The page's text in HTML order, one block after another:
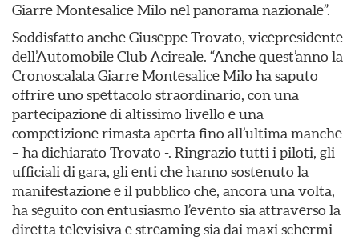
Giarre Montesalice Milo nel panorama nazionale”.
Soddisfatto anche Giuseppe Trovato, vicepresidente
dell’Automobile Club Acireale. “Anche quest’anno la
Cronoscalata Giarre Montesalice Milo ha saputo
offrire uno spettacolo straordinario, con una
partecipazione di altissimo livello e una
competizione rimasta aperta fino all’ultima manche
– ha dichiarato Trovato -. Ringrazio tutti i piloti, gli
ufficiali di gara, gli enti che hanno sostenuto la
manifestazione e il pubblico che, ancora una volta,
ha seguito con entusiasmo l’evento sia attraverso la
diretta televisiva e streaming sia dai maxi schermi